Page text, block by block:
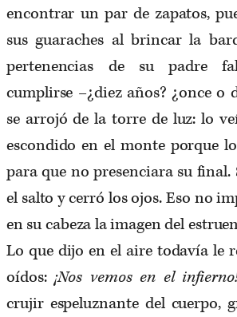
encontrar un par de zapatos,
sus guaraches al brincar la
pertenencias de su padre
cumplirse –¿diez años? ¿once o
se arrojó de la torre de luz: lo
escondido en el monte porque
para que no presenciara su final.
el salto y cerró los ojos. Eso no
en su cabeza la imagen del
Lo que dijo en el aire todavía le
oídos:¡Nos vemos en el infierno!
crujir espeluznante del cuerpo,